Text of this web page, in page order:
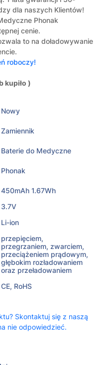
dla naszych Klientów!
Phonak
cenie.
to na doładowywanie
roboczy!
kupiło )
Nowy
Zamiennik
Baterie do Medyczne
Phonak
450mAh 1.67Wh
3.7V
Li-ion
przepięciem,
przegrzaniem, zwarciem,
przeciążeniem prądowym,
głębokim rozładowaniem
oraz przeładowaniem
CE, RoHS
Skontaktuj się z naszą
nie odpowiedzieć.